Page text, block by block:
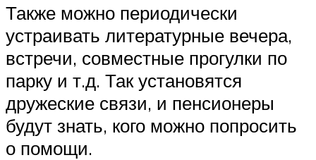
Также можно периодически
устраивать литературные вечера,
встречи, совместные прогулки по
парку и т.д. Так установятся
дружеские связи, и пенсионеры
будут знать, кого можно попросить
о помощи.